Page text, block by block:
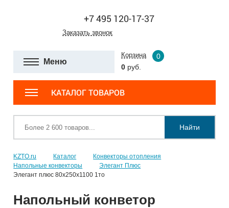
+7 495 120-17-37
Заказать звонок
Меню
Корзина
0
0 руб.
КАТАЛОГ ТОВАРОВ
Найти
KZTO.ru Каталог
Конвекторы отопления
Напольные конвекторы
Элегант Плюс
Элегант плюс 80x250x1100 1то
Напольный конветор